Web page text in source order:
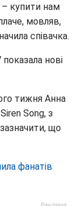
– купити нам
мовляв,
співачка.
нові
тижня Анна
Song, з
що
фанатів